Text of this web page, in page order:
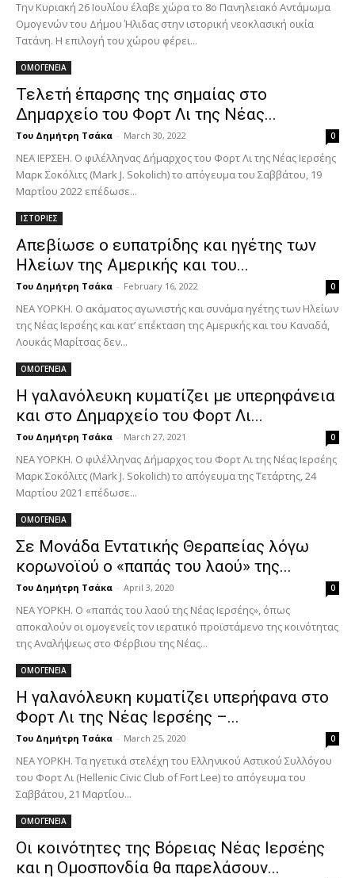
Την Κυριακή 26 Ιουλίου έλαβε χώρα το 8ο Πανηλειακό Αντάμωμα
Ομογενών του Δήμου Ήλιδας στην ιστορική νεοκλασική οικία
Τατάνη. Η επιλογή του χώρου φέρει...
ΟΜΟΓΕΝΕΙΑ
Τελετή έπαρσης της σημαίας στο
Δημαρχείο του Φορτ Λι της Νέας...
Του Δημήτρη Τσάκα - March 30, 2022 0
ΝΕΑ ΙΕΡΣΕΗ. Ο φιλέλληνας Δήμαρχος του Φορτ Λι της Νέας Ιερσέης
Μαρκ Σοκόλιτς (Mark J. Sokolich) το απόγευμα του Σαββάτου, 19
Μαρτίου 2022 επέδωσε...
ΙΣΤΟΡΙΕΣ
Απεβίωσε ο ευπατρίδης και ηγέτης των
Ηλείων της Αμερικής και του...
Του Δημήτρη Τσάκα - February 16, 2022 0
ΝΕΑ ΥΟΡΚΗ. Ο ακάματος αγωνιστής και συνάμα ηγέτης των Ηλείων
της Νέας Ιερσέης και κατ’ επέκταση της Αμερικής και του Καναδά,
Λουκάς Μαρίτσας δεν...
ΟΜΟΓΕΝΕΙΑ
Η γαλανόλευκη κυματίζει με υπερηφάνεια
και στο Δημαρχείο του Φορτ Λι...
Του Δημήτρη Τσάκα - March 27, 2021 0
ΝΕΑ ΥΟΡΚΗ. Ο φιλέλληνας Δήμαρχος του Φορτ Λι της Νέας Ιερσέης
Μαρκ Σοκόλιτς (Mark J. Sokolich) το απόγευμα της Τετάρτης, 24
Μαρτίου 2021 επέδωσε...
ΟΜΟΓΕΝΕΙΑ
Σε Μονάδα Εντατικής Θεραπείας λόγω
κορωνοϊού ο «παπάς του λαού» της...
Του Δημήτρη Τσάκα - April 3, 2020 0
ΝΕΑ ΥΟΡΚΗ. Ο «παπάς του λαού της Νέας Ιερσέης», όπως
αποκαλούν οι ομογενείς τον ιερατικό προϊστάμενο της κοινότητας
της Αναλήψεως στο Φέρβιου της Νέας...
ΟΜΟΓΕΝΕΙΑ
Η γαλανόλευκη κυματίζει υπερήφανα στο
Φορτ Λι της Νέας Ιερσέης –...
Του Δημήτρη Τσάκα - March 25, 2020 0
ΝΕΑ ΥΟΡΚΗ. Τα ηγετικά στελέχη του Ελληνικού Αστικού Συλλόγου
του Φορτ Λι (Hellenic Civic Club of Fort Lee) το απόγευμα του
Σαββάτου, 21 Μαρτίου...
ΟΜΟΓΕΝΕΙΑ
Οι κοινότητες της Βόρειας Νέας Ιερσέης
και η Ομοσπονδία θα παρελάσουν...